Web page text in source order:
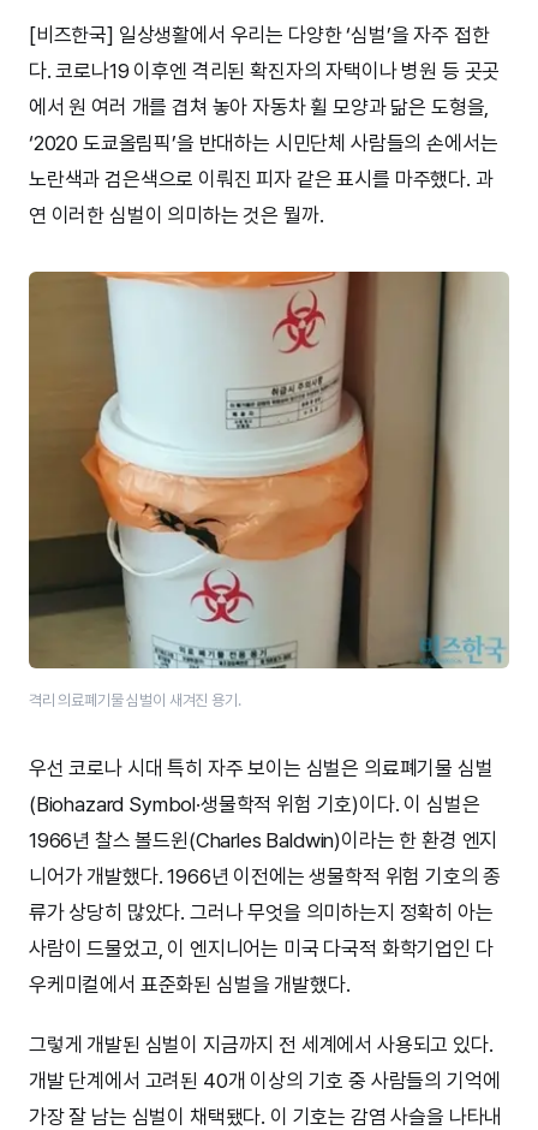
[비즈한국] 일상생활에서 우리는 다양한 ‘심벌’을 자주 접한
다. 코로나19 이후엔 격리된 확진자의 자택이나 병원 등 곳곳
에서 원 여러 개를 겹쳐 놓아 자동차 휠 모양과 닮은 도형을,
‘2020 도쿄올림픽’을 반대하는 시민단체 사람들의 손에서는
노란색과 검은색으로 이뤄진 피자 같은 표시를 마주했다. 과
연 이러한 심벌이 의미하는 것은 뭘까.
격리 의료폐기물 심벌이 새겨진 용기.
우선 코로나 시대 특히 자주 보이는 심벌은 의료폐기물 심벌
(Biohazard Symbol·생물학적 위험 기호)이다. 이 심벌은
1966년 찰스 볼드윈(Charles Baldwin)이라는 한 환경 엔지
니어가 개발했다. 1966년 이전에는 생물학적 위험 기호의 종
류가 상당히 많았다. 그러나 무엇을 의미하는지 정확히 아는
사람이 드물었고, 이 엔지니어는 미국 다국적 화학기업인 다
우케미컬에서 표준화된 심벌을 개발했다.
그렇게 개발된 심벌이 지금까지 전 세계에서 사용되고 있다.
개발 단계에서 고려된 40개 이상의 기호 중 사람들의 기억에
가장 잘 남는 심벌이 채택됐다. 이 기호는 감염 사슬을 나타내